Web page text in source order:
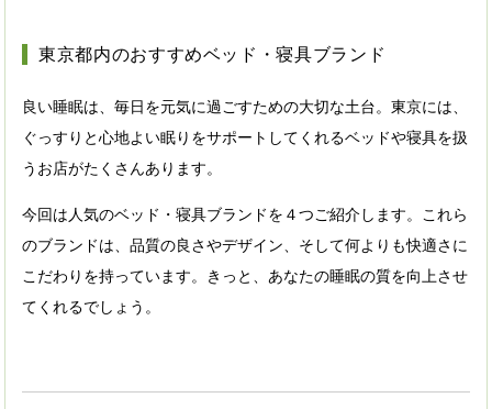
東京都内のおすすめベッド・寝具ブランド
良い睡眠は、毎日を元気に過ごすための大切な土台。東京には、
ぐっすりと心地よい眠りをサポートしてくれるベッドや寝具を扱
うお店がたくさんあります。
今回は人気のベッド・寝具ブランドを４つご紹介します。これら
のブランドは、品質の良さやデザイン、そして何よりも快適さに
こだわりを持っています。きっと、あなたの睡眠の質を向上させ
てくれるでしょう。